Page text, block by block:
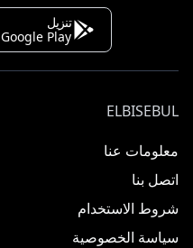
تنزيل
Google Play
ELBISEBUL
معلومات عنا
اتصل بنا
شروط الاستخدام
سياسة الخصوصية